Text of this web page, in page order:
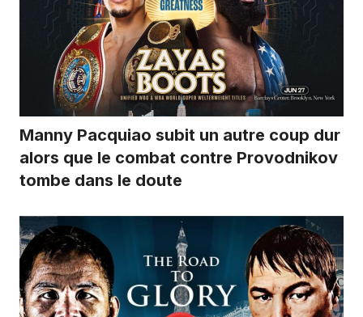
Manny Pacquiao subit un autre coup dur
alors que le combat contre Provodnikov
tombe dans le doute